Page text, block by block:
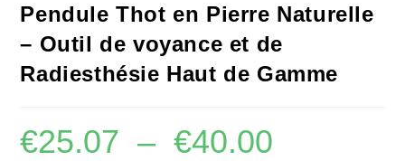
Pendule Thot en Pierre Naturelle
– Outil de voyance et de
Radiesthésie Haut de Gamme
€25.07 – €40.00